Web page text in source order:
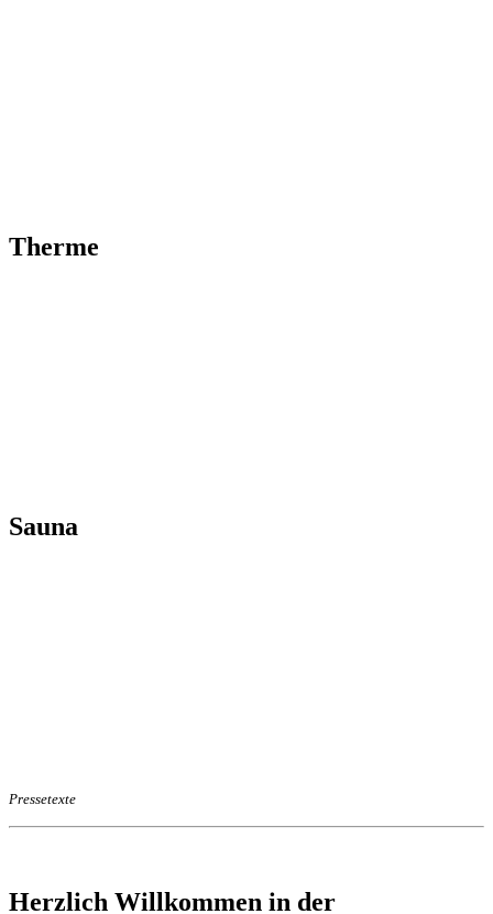
Therme
Sauna
Pressetexte
Herzlich Willkommen in der